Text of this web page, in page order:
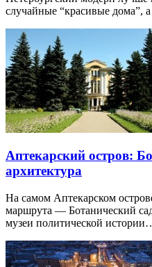
случайные “красивые дома”,
Аптекарский остров:
архитектура
На самом Аптекарском
маршрута — Ботанический
музеи политической